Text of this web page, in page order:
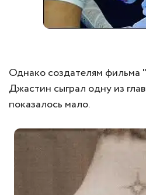
Однако создателям фильма
Джастин сыграл одну из
показалось мало.